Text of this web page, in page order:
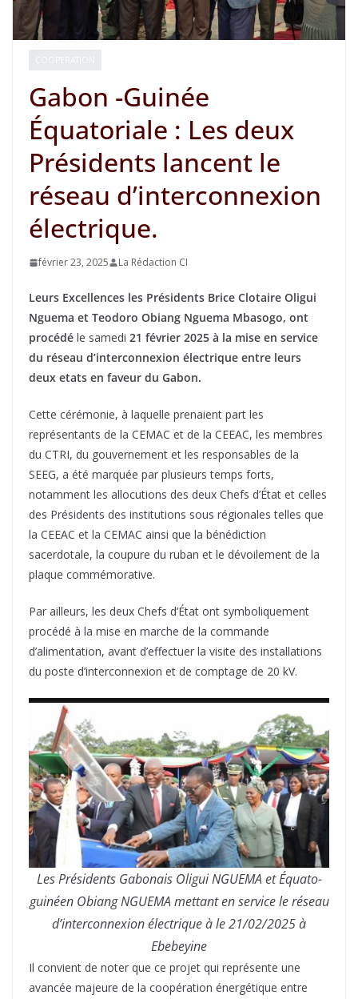
Gabon -Guinée
Équatoriale : Les deux
Présidents lancent le
réseau d’interconnexion
électrique.
février 23, 2025 La Rédaction CI
Leurs Excellences les Présidents Brice Clotaire Oligui
Nguema et Teodoro Obiang Nguema Mbasogo, ont
procédé le samedi 21 février 2025 à la mise en service
du réseau d’interconnexion électrique entre leurs
deux etats en faveur du Gabon.
Cette cérémonie, à laquelle prenaient part les
représentants de la CEMAC et de la CEEAC, les membres
du CTRI, du gouvernement et les responsables de la
SEEG, a été marquée par plusieurs temps forts,
notamment les allocutions des deux Chefs d’État et celles
des Présidents des institutions sous régionales telles que
la CEEAC et la CEMAC ainsi que la bénédiction
sacerdotale, la coupure du ruban et le dévoilement de la
plaque commémorative.
Par ailleurs, les deux Chefs d’État ont symboliquement
procédé à la mise en marche de la commande
d’alimentation, avant d’effectuer la visite des installations
du poste d’interconnexion et de comptage de 20 kV.
Les Présidents Gabonais Oligui NGUEMA et Équato-
guinéen Obiang NGUEMA mettant en service le réseau
d’interconnexion électrique à le 21/02/2025 à
Ebebeyine
Il convient de noter que ce projet qui représente une
avancée majeure de la coopération énergétique entre